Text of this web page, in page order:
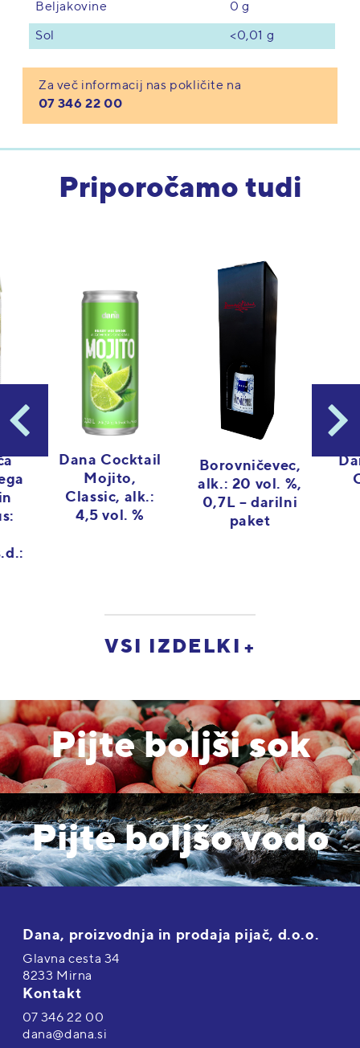
Beljakovine 0 g
Sol <0,01 g
Za več informacij nas pokličite na
07 346 22 00
Priporočamo tudi
Dana Cocktail
Mojito,
Classic, alk.:
4,5 vol. %
Borovničevec,
alk.: 20 vol. %,
0,7L – darilni
paket
VSI IZDELKI
Pijte boljši sok
Pijte boljšo vodo
Dana, proizvodnja in prodaja pijač, d.o.o.
Glavna cesta 34
8233 Mirna
Kontakt
07 346 22 00
dana@dana.si